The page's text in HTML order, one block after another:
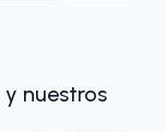
nuestros